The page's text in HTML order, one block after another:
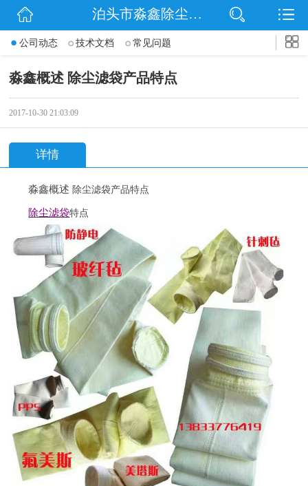
网站首页
泊头市淼鑫除尘配件销售处
公司动态 技术文档 常见问题
淼鑫概述 除尘滤袋产品特点
2017-10-30 21:03:09
详情
淼鑫概述除尘滤袋产品特点
除尘滤袋特点